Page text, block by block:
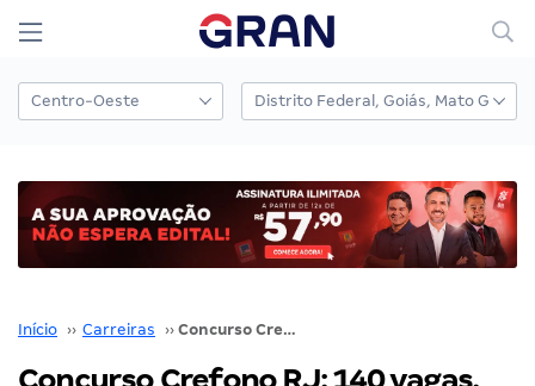
Início ›› Carreiras ›› Concurso Crefono RJ: 140 vagas. Provas em março!